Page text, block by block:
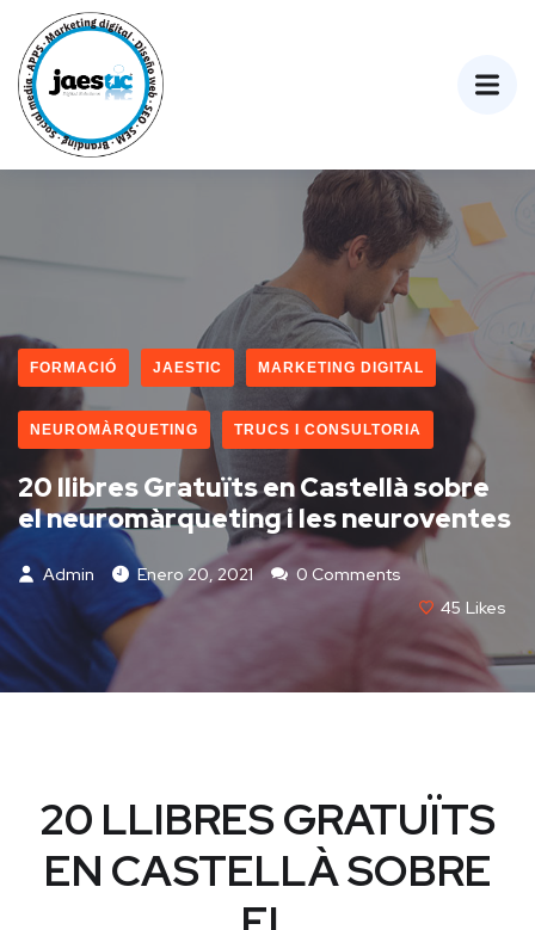
FORMACIÓ JAESTIC MARKETING DIGITAL
NEUROMÀRQUETING TRUCS I CONSULTORIA
20 llibres Gratuïts en Castellà sobre
el neuromàrqueting i les neuroventes
Admin Enero 20, 2021
0 Comments
45 Likes
20 LLIBRES GRATUÏTS
EN CASTELLÀ SOBRE